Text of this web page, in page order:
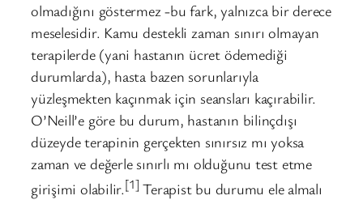
olmadığını göstermez -bu fark, yalnızca bir derece
meselesidir. Kamu destekli zaman sınırı olmayan
terapilerde (yani hastanın ücret ödemediği
durumlarda), hasta bazen sorunlarıyla
yüzleşmekten kaçınmak için seansları kaçırabilir.
O’Neill’e göre bu durum, hastanın bilinçdışı
düzeyde terapinin gerçekten sınırsız mı yoksa
zaman ve değerle sınırlı mı olduğunu test etme
girişimi olabilir.[1] Terapist bu durumu ele almalı